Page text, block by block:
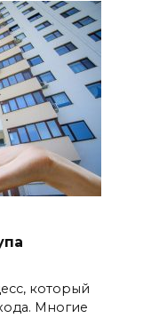
который
Многие